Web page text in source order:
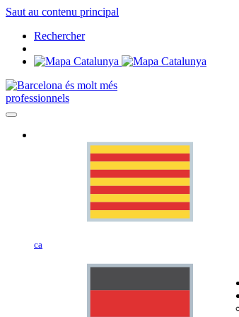
Saut au contenu principal
Rechercher
professionnels
ca